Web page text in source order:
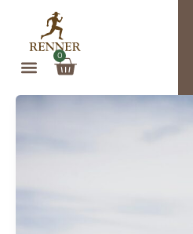
springen
0
Warenkorb